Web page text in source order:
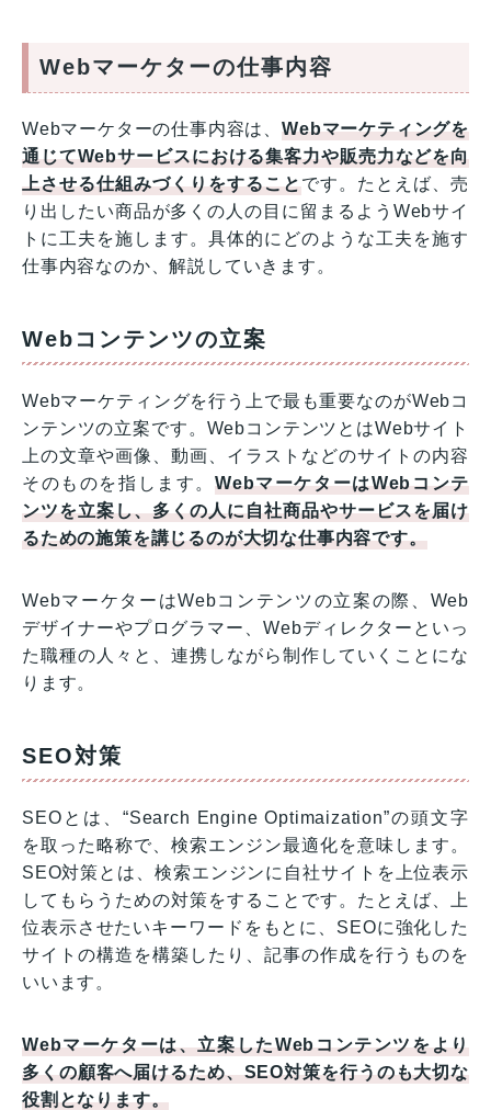
Webマーケターの仕事内容
Webマーケターの仕事内容は、Webマーケティングを
通じてWebサービスにおける集客力や販売力などを向
上させる仕組みづくりをすることです。たとえば、売
り出したい商品が多くの人の目に留まるようWebサイ
トに工夫を施します。具体的にどのような工夫を施す
仕事内容なのか、解説していきます。
Webコンテンツの立案
Webマーケティングを行う上で最も重要なのがWebコ
ンテンツの立案です。WebコンテンツとはWebサイト
上の文章や画像、動画、イラストなどのサイトの内容
そのものを指します。 WebマーケターはWebコンテ
ンツを立案し、多くの人に自社商品やサービスを届け
るための施策を講じるのが大切な仕事内容です。
WebマーケターはWebコンテンツの立案の際、Web
デザイナーやプログラマー、Webディレクターといっ
た職種の人々と、連携しながら制作していくことにな
ります。
SEO対策
SEOとは、“Search Engine Optimaization”の頭文字
を取った略称で、検索エンジン最適化を意味します。
SEO対策とは、検索エンジンに自社サイトを上位表示
してもらうための対策をすることです。たとえば、上
位表示させたいキーワードをもとに、SEOに強化した
サイトの構造を構築したり、記事の作成を行うものを
いいます。
Webマーケターは、立案したWebコンテンツをより
多くの顧客へ届けるため、SEO対策を行うのも大切な
役割となります。